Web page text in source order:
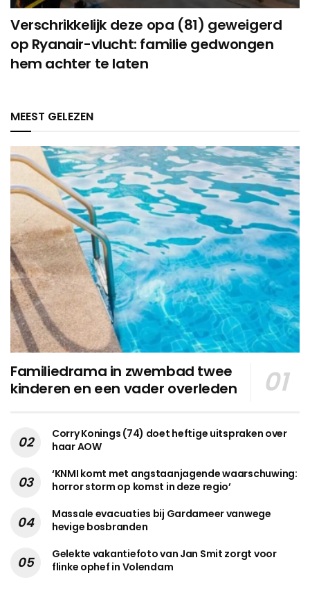
Verschrikkelijk deze opa (81) geweigerd
op Ryanair-vlucht: familie gedwongen
hem achter te laten
MEEST GELEZEN
Familiedrama in zwembad twee
kinderen en een vader overleden
Corry Konings (74) doet heftige uitspraken over
haar AOW
‘KNMI komt met angstaanjagende waarschuwing:
horror storm op komst in deze regio’
Massale evacuaties bij Gardameer vanwege
hevige bosbranden
Gelekte vakantiefoto van Jan Smit zorgt voor
flinke ophef in Volendam